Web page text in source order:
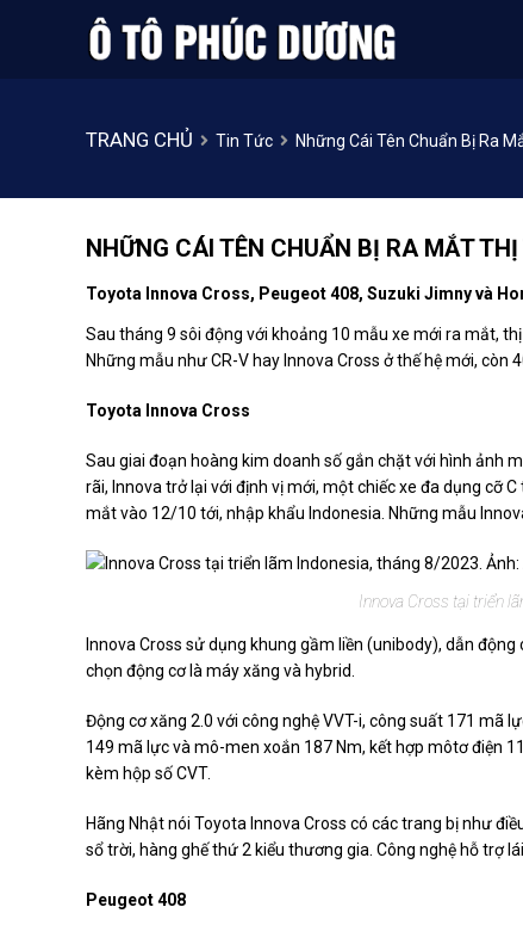
TRANG CHỦ Tin Tức Những Cái Tên Chuẩn Bị Ra
NHỮNG CÁI TÊN CHUẨN BỊ RA MẮT
Toyota Innova Cross, Peugeot 408, Suzuki Jimny và
Sau tháng 9 sôi động với khoảng 10 mẫu xe mới ra mắt,
Những mẫu như CR-V hay Innova Cross ở thế hệ mới, còn
Toyota Innova Cross
Sau giai đoạn hoàng kim doanh số gắn chặt với hình ảnh
rãi, Innova trở lại với định vị mới, một chiếc xe đa dụng cỡ
mắt vào 12/10 tới, nhập khẩu Indonesia. Những mẫu
Innova Cross tại triển
Innova Cross sử dụng khung gầm liền (unibody), dẫn
chọn động cơ là máy xăng và hybrid.
Động cơ xăng 2.0 với công nghệ VVT-i, công suất 171 mã
149 mã lực và mô-men xoắn 187 Nm, kết hợp môtơ điện
kèm hộp số CVT.
Hãng Nhật nói Toyota Innova Cross có các trang bị như
sổ trời, hàng ghế thứ 2 kiểu thương gia. Công nghệ hỗ trợ
Peugeot 408